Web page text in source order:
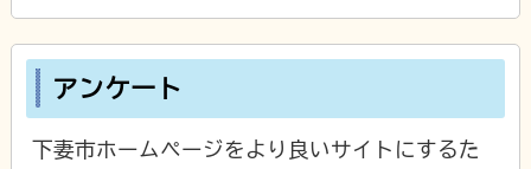
アンケート
下妻市ホームページをより良いサイトにするた